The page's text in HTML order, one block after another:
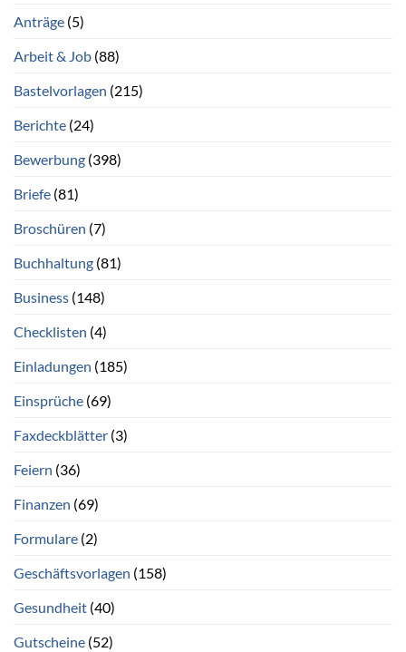
Anträge (5)
Arbeit & Job (88)
Bastelvorlagen (215)
Berichte (24)
Bewerbung (398)
Briefe (81)
Broschüren (7)
Buchhaltung (81)
Business (148)
Checklisten (4)
Einladungen (185)
Einsprüche (69)
Faxdeckblätter (3)
Feiern (36)
Finanzen (69)
Formulare (2)
Geschäftsvorlagen (158)
Gesundheit (40)
Gutscheine (52)